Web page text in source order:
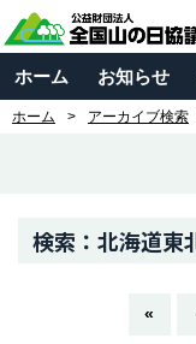
ホーム お知らせ
ホーム アーカイブ検索
検索：北海道東
«